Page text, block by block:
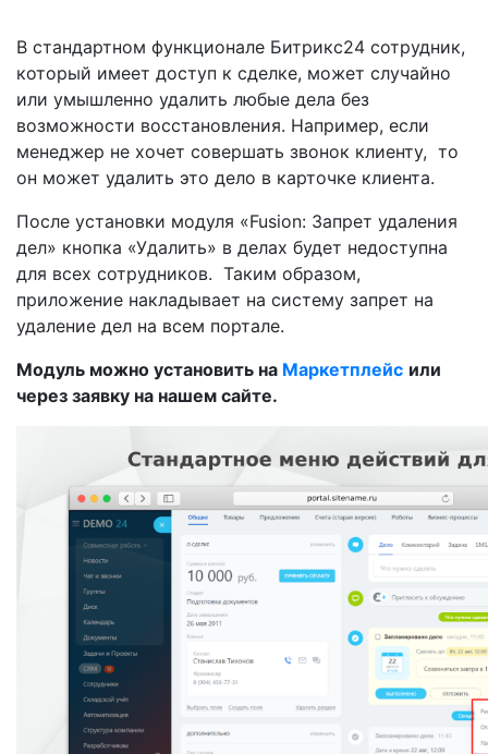
В стандартном функционале Битрикс24 сотрудник,
который имеет доступ к сделке, может случайно
или умышленно удалить любые дела без
возможности восстановления. Например, если
менеджер не хочет совершать звонок клиенту, то
он может удалить это дело в карточке клиента.
После установки модуля «Fusion: Запрет удаления
дел» кнопка «Удалить» в делах будет недоступна
для всех сотрудников. Таким образом,
приложение накладывает на систему запрет на
удаление дел на всем портале.
Модуль можно установить на Маркетплейс или
через заявку на нашем сайте.